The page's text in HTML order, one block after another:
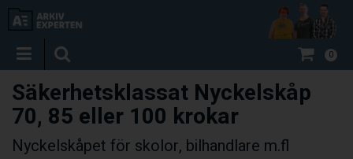
0
Säkerhetsklassat Nyckelskåp
70, 85 eller 100 krokar
Nyckelskåpet för skolor, bilhandlare m.fl